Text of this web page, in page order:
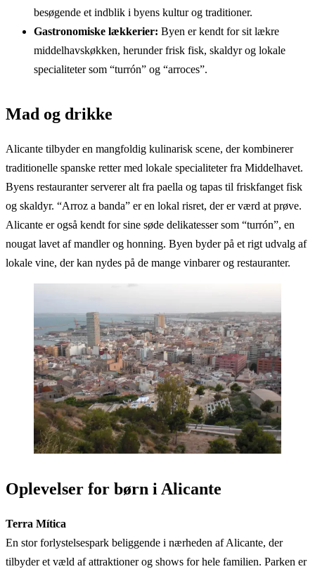
besøgende et indblik i byens kultur og traditioner.
Gastronomiske lækkerier: Byen er kendt for sit lækre
middelhavskøkken, herunder frisk fisk, skaldyr og lokale
specialiteter som “turrón” og “arroces”.
Mad og drikke
Alicante tilbyder en mangfoldig kulinarisk scene, der kombinerer
traditionelle spanske retter med lokale specialiteter fra Middelhavet.
Byens restauranter serverer alt fra paella og tapas til friskfanget fisk
og skaldyr. “Arroz a banda” er en lokal risret, der er værd at prøve.
Alicante er også kendt for sine søde delikatesser som “turrón”, en
nougat lavet af mandler og honning. Byen byder på et rigt udvalg af
lokale vine, der kan nydes på de mange vinbarer og restauranter.
Oplevelser for børn i Alicante
Terra Mítica
En stor forlystelsespark beliggende i nærheden af Alicante, der
tilbyder et væld af attraktioner og shows for hele familien. Parken er